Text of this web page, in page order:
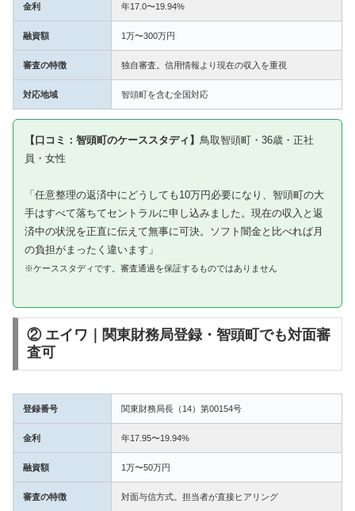
金利 年17.0〜19.94%
融資額 1万〜300万円
審査の特徴 独自審査。信用情報より現在の収入を重視
対応地域 智頭町を含む全国対応
【口コミ：智頭町のケーススタディ】 鳥取智頭町・36歳・正社
員・女性
「任意整理の返済中にどうしても10万円必要になり、智頭町の大
手はすべて落ちてセントラルに申し込みました。現在の収入と返
済中の状況を正直に伝えて無事に可決。ソフト闇金と比べれば月
の負担がまったく違います」
※ケーススタディです。審査通過を保証するものではありません
② エイワ｜関東財務局登録・智頭町でも対面審
査可
登録番号 関東財務局長（14）第00154号
金利 年17.95〜19.94%
融資額 1万〜50万円
審査の特徴 対面与信方式。担当者が直接ヒアリング